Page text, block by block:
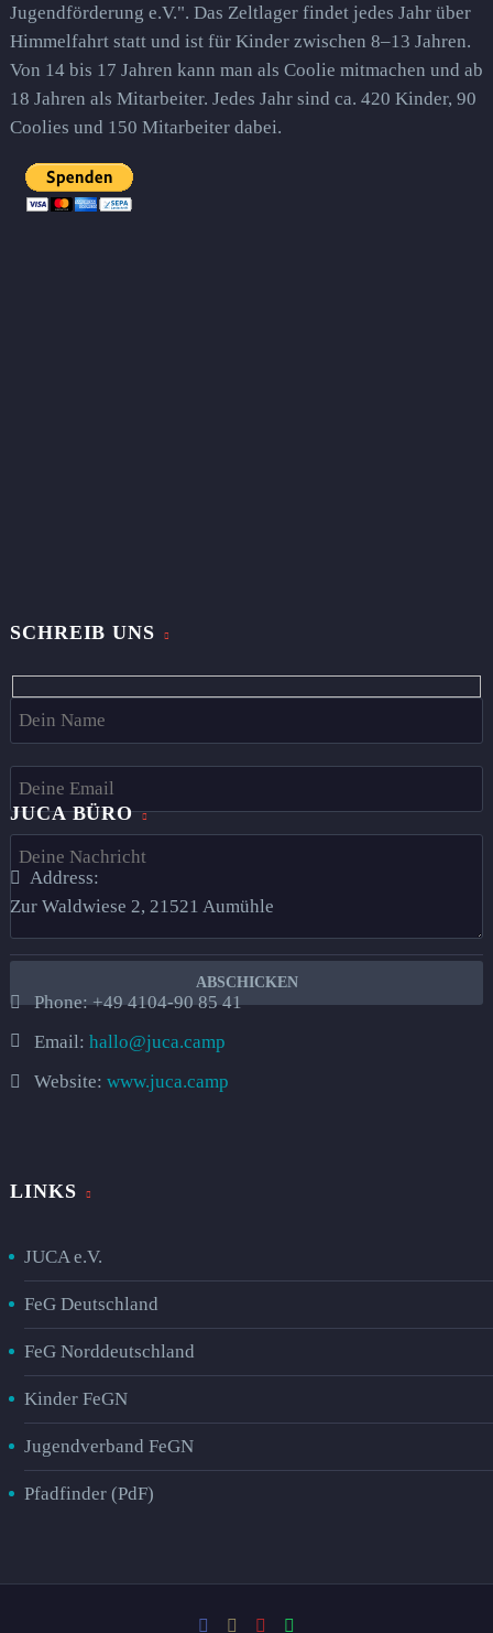
Jugendförderung e.V.". Das Zeltlager findet jedes Jahr über
Himmelfahrt statt und ist für Kinder zwischen 8–13 Jahren.
Von 14 bis 17 Jahren kann man als Coolie mitmachen und ab
18 Jahren als Mitarbeiter. Jedes Jahr sind ca. 420 Kinder, 90
Coolies und 150 Mitarbeiter dabei.
SCHREIB UNS
Hidden
fields
JUCA BÜRO
Address:
Zur Waldwiese 2, 21521 Aumühle​
Phone:+49 4104-90 85 41
Email: hallo@juca.camp
Website: www.juca.camp
LINKS
JUCA e.V.
FeG Deutschland
FeG Norddeutschland
Kinder FeGN
Jugendverband FeGN
Pfadfinder (PdF)